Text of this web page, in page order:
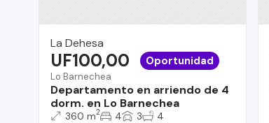
La Dehesa
Lo Barnechea
Departamento en arriendo de 4
dorm. en Lo Barnechea
UF100,00 Oportunidad
360 m2 4 3 4